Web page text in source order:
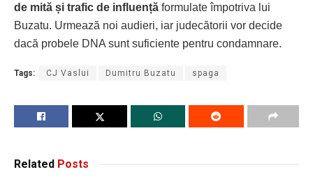
de mită și trafic de influență formulate împotriva lui
Buzatu. Urmează noi audieri, iar judecătorii vor decide
dacă probele DNA sunt suficiente pentru condamnare.
Tags: CJ Vaslui Dumitru Buzatu spaga
Related Posts